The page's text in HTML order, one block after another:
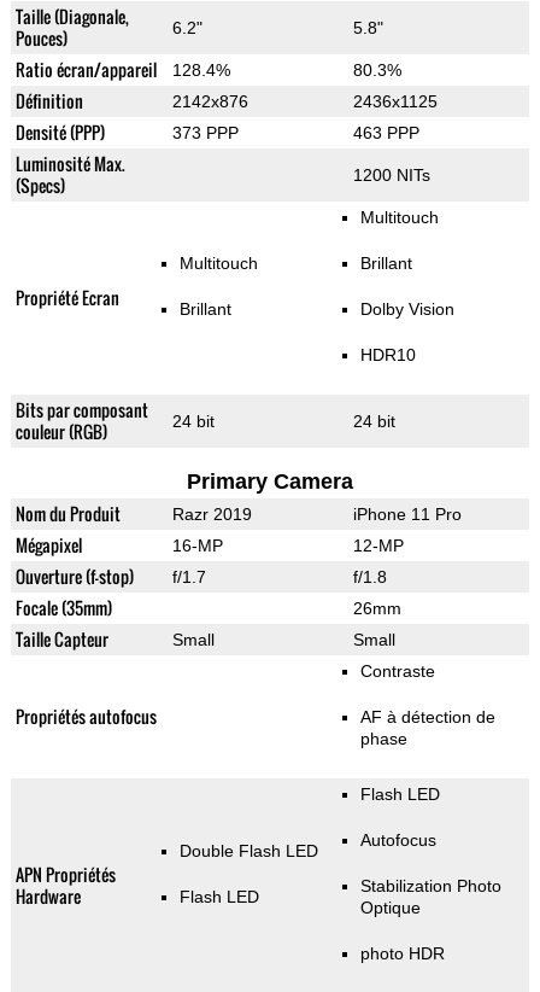
Taille (Diagonale,
Pouces)
6.2" 5.8"
Ratio écran/appareil 128.4% 80.3%
Définition 2142x876 2436x1125
Densité (PPP) 373 PPP 463 PPP
Luminosité Max.
(Specs)
1200 NITs
Propriété Ecran
Multitouch
Brillant
Multitouch
Brillant
Dolby Vision
HDR10
Bits par composant
couleur (RGB)
24 bit 24 bit
Primary Camera
Nom du Produit Razr 2019 iPhone 11 Pro
Mégapixel 16-MP 12-MP
Ouverture (f-stop) f/1.7 f/1.8
Focale (35mm) 26mm
Taille Capteur Small Small
Propriétés autofocus
Contraste
AF à détection de
phase
APN Propriétés
Hardware
Double Flash LED
Flash LED
Flash LED
Autofocus
Stabilization Photo
Optique
photo HDR